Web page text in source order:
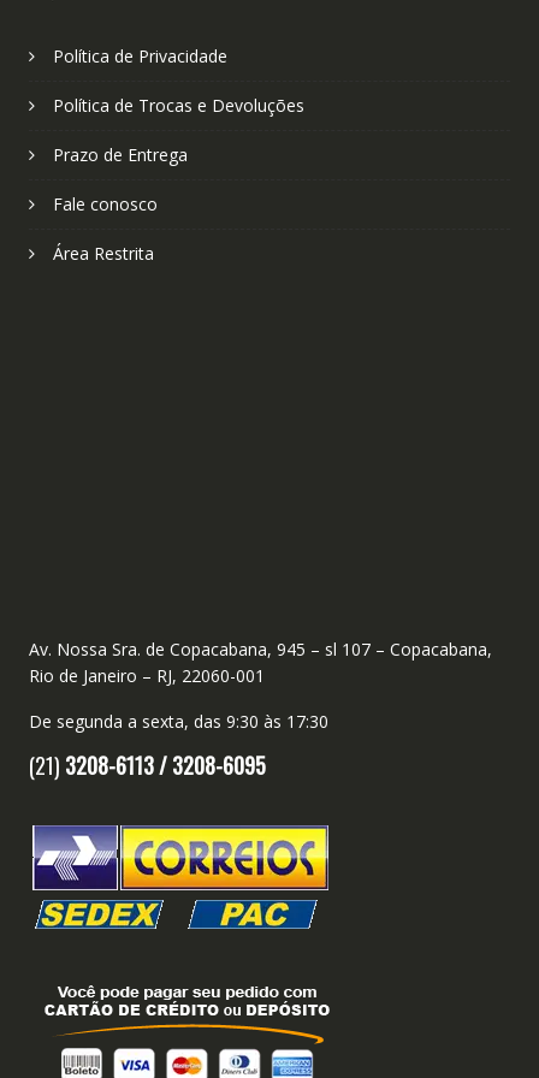
Política de Privacidade
Política de Trocas e Devoluções
Prazo de Entrega
Fale conosco
Área Restrita
Av. Nossa Sra. de Copacabana, 945 – sl 107 – Copacabana,
Rio de Janeiro – RJ, 22060-001
De segunda a sexta, das 9:30 às 17:30
(21) 3208-6113 /3208-6095